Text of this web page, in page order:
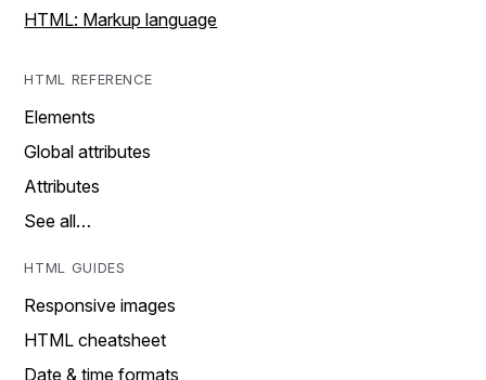
HTML: Markup language
HTML REFERENCE
Elements
Global attributes
Attributes
See all…
HTML GUIDES
Responsive images
HTML cheatsheet
Date & time formats